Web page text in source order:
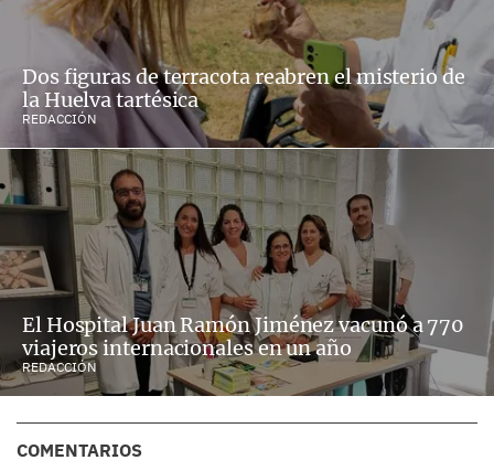
Dos figuras de terracota reabren el misterio de
la Huelva tartésica
REDACCIÓN
El Hospital Juan Ramón Jiménez vacunó a 770
viajeros internacionales en un año
REDACCIÓN
COMENTARIOS